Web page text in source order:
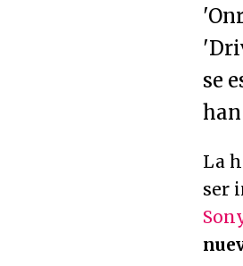
se
La
ser